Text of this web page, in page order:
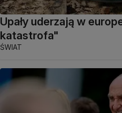
Upały uderzają w
katastrofa"
ŚWIAT